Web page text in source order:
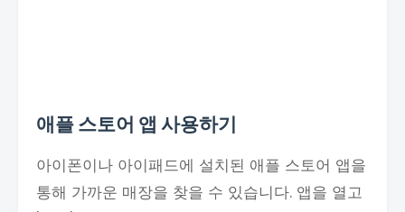
애플 스토어 앱 사용하기
아이폰이나 아이패드에 설치된 애플 스토어 앱을
통해 가까운 매장을 찾을 수 있습니다. 앱을 열고